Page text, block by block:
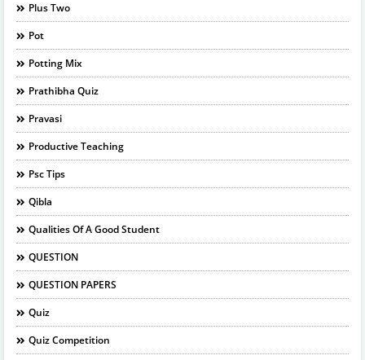
Plus Two
Pot
Potting Mix
Prathibha Quiz
Pravasi
Productive Teaching
Psc Tips
Qibla
Qualities Of A Good Student
QUESTION
QUESTION PAPERS
Quiz
Quiz Competition